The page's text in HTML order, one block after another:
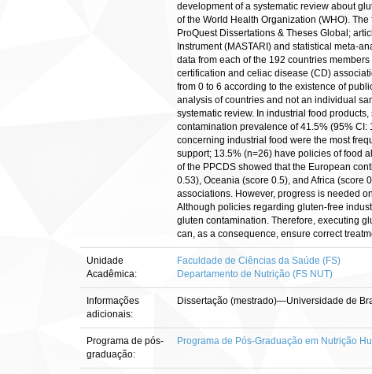
development of a systematic review about
of the World Health Organization (WHO).
ProQuest Dissertations & Theses Global;
Instrument (MASTARI) and statistical meta-
data from each of the 192 countries
certification and celiac disease (CD)
from 0 to 6 according to the existence of
analysis of countries and not an individual
systematic review. In industrial food
contamination prevalence of 41.5% (95%
concerning industrial food were the most
support; 13.5% (n=26) have policies of food
of the PPCDS showed that the European
0.53), Oceania (score 0.5), and Africa
associations. However, progress is needed
Although policies regarding gluten-free
gluten contamination. Therefore, executing
can, as a consequence, ensure correct
Unidade
Acadêmica:
Faculdade de Ciências da Saúde (FS)
Departamento de Nutrição (FS NUT)
Informações
adicionais:
Dissertação (mestrado)—Universidade de
Programa de pós-
graduação:
Programa de Pós-Graduação em Nutrição